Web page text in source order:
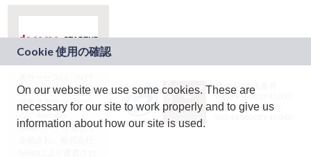
ドコモグループの新
規事業創出プログラ
ム「docomo
STARTUP」を通じて
JASRAC許諾番号：
9024936001Y45037
JASRAC許諾番号：
On our website we use some cookies. These are
necessary for our site to work properly and to give us
information about how our site is used.